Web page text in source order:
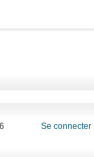
Se connecter